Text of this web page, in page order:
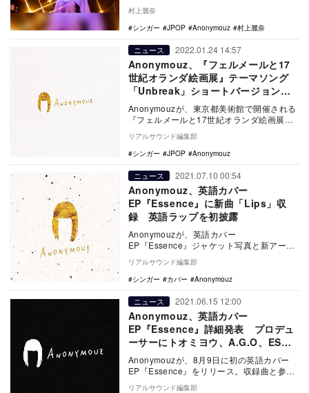
村上麗奈
シンガー
JPOP Anonymouz 村上麗奈
ニュース 2022.01.24 14:57
Anonymouz、『フェルメールと17
世紀オランダ絵画展』テーマソング
「Unbreak」ショートバージョン公
開
Anonymouzが、東京都美術館で開催される
『フェルメールと17世紀オランダ絵画展』
の展覧会テーマソング「Unbreak」を2…
リアルサウンド編集部
シンガー
JPOP Anonymouz
ニュース 2021.07.10 00:54
Anonymouz、英語カバー
EP『Essence』に新曲「Lips」収
録 英語ラップを初披露
Anonymouzが、英語カバー
EP『Essence』ジャケット写真と新アーテ
ィスト写真を公開した。 同EPには、
Anony…
リアルサウンド編集部
シンガー
カバー Anonymouz
ニュース 2021.06.15 12:00
Anonymouz、英語カバー
EP『Essence』詳細発表 プロデュ
ーサーにトオミヨウ、A.G.O、ESME
MORI、藤井空が参加
Anonymouzが、8月9日に初の英語カバー
EP『Essence』をリリース。収録曲と参加
プロデューサーが公開された。 今…
リアルサウンド編集部